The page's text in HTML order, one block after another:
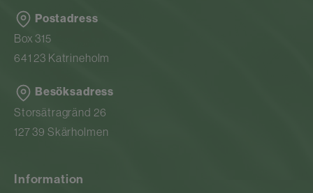
Postadress
Box 315
641 23 Katrineholm
Besöksadress
Storsätragränd 26
127 39 Skärholmen
Information